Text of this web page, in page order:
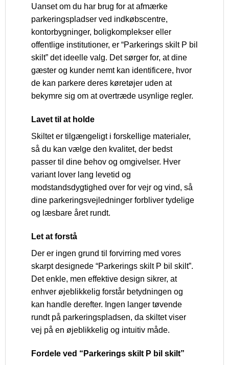
Uanset om du har brug for at afmærke
parkeringspladser ved indkøbscentre,
kontorbygninger, boligkomplekser eller
offentlige institutioner, er “Parkerings skilt P bil
skilt” det ideelle valg. Det sørger for, at dine
gæster og kunder nemt kan identificere, hvor
de kan parkere deres køretøjer uden at
bekymre sig om at overtræde usynlige regler.
Lavet til at holde
Skiltet er tilgængeligt i forskellige materialer,
så du kan vælge den kvalitet, der bedst
passer til dine behov og omgivelser. Hver
variant lover lang levetid og
modstandsdygtighed over for vejr og vind, så
dine parkeringsvejledninger forbliver tydelige
og læsbare året rundt.
Let at forstå
Der er ingen grund til forvirring med vores
skarpt designede “Parkerings skilt P bil skilt”.
Det enkle, men effektive design sikrer, at
enhver øjeblikkelig forstår betydningen og
kan handle derefter. Ingen langer tøvende
rundt på parkeringspladsen, da skiltet viser
vej på en øjeblikkelig og intuitiv måde.
Fordele ved “Parkerings skilt P bil skilt”